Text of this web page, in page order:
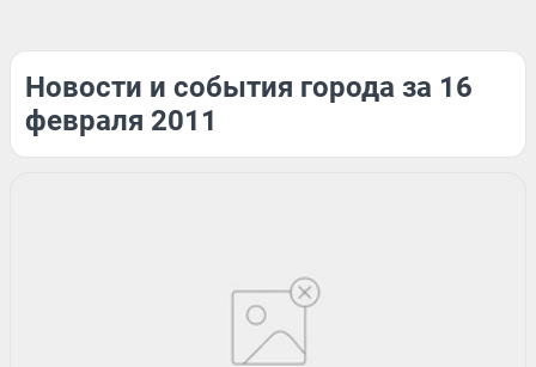
Новости и события города за 16
февраля 2011